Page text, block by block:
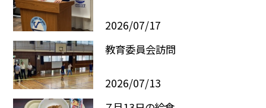
2026/07/17
教育委員会訪問
2026/07/13